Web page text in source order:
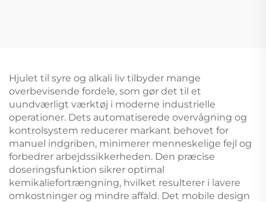
Hjulet til syre og alkali liv tilbyder mange
overbevisende fordele, som gør det til et
uundværligt værktøj i moderne industrielle
operationer. Dets automatiserede overvågning og
kontrolsystem reducerer markant behovet for
manuel indgriben, minimerer menneskelige fejl og
forbedrer arbejdssikkerheden. Den præcise
doseringsfunktion sikrer optimal
kemikaliefortrængning, hvilket resulterer i lavere
omkostninger og mindre affald. Det mobile design